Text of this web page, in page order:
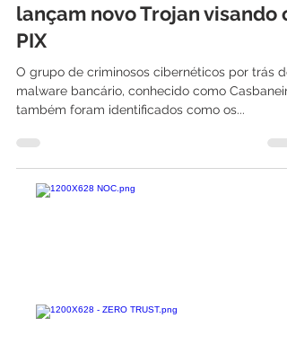
22 de dez. de 2022
2 min de leitura
BrasDex: Cibercriminosos
lançam novo Trojan visando o
PIX
O grupo de criminosos cibernéticos por trás do